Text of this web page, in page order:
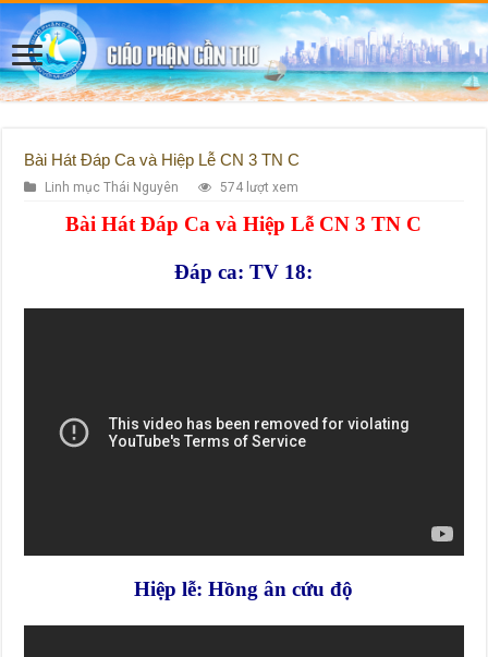
Bài Hát Đáp Ca và Hiệp Lễ CN 3 TN C
Linh mục Thái Nguyên 574 lượt xem
Bài Hát Đáp Ca và Hiệp Lễ CN 3 TN C
Đáp ca: TV 18:
Hiệp lễ: Hồng ân cứu độ